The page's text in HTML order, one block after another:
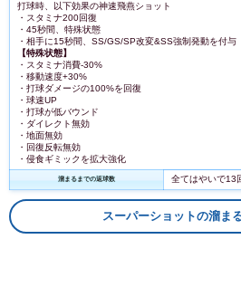
打球時、以下効果の神速飛燕ショット
・スタミナ200回復
・45秒間、特殊状態
・相手に15秒間、SS/GS/SP改変&SS強制発動を付与
【特殊状態】
・スタミナ消費-30%
・移動速度+30%
・打球ダメージの100%を回復
・球速UP
・打球が低バウンド
・ダイレクト無効
・地面無効
・回復反転無効
・侵食ギミックを拡大強化
溜まるまでの返球数 全てはやいで13
スーパーショットの溜ま